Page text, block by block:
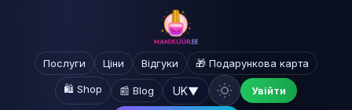
Послуги Ціни Відгуки 🎁 Подарункова карта
🛍️ Shop 📰 Blog UK▼ Увійти